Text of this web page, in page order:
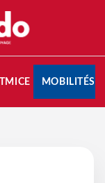
MICE MOBILITÉS